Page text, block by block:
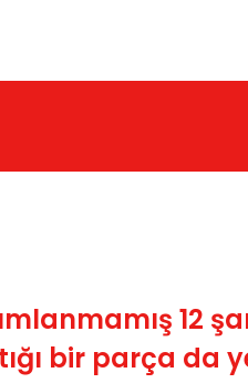
12
bir parça da